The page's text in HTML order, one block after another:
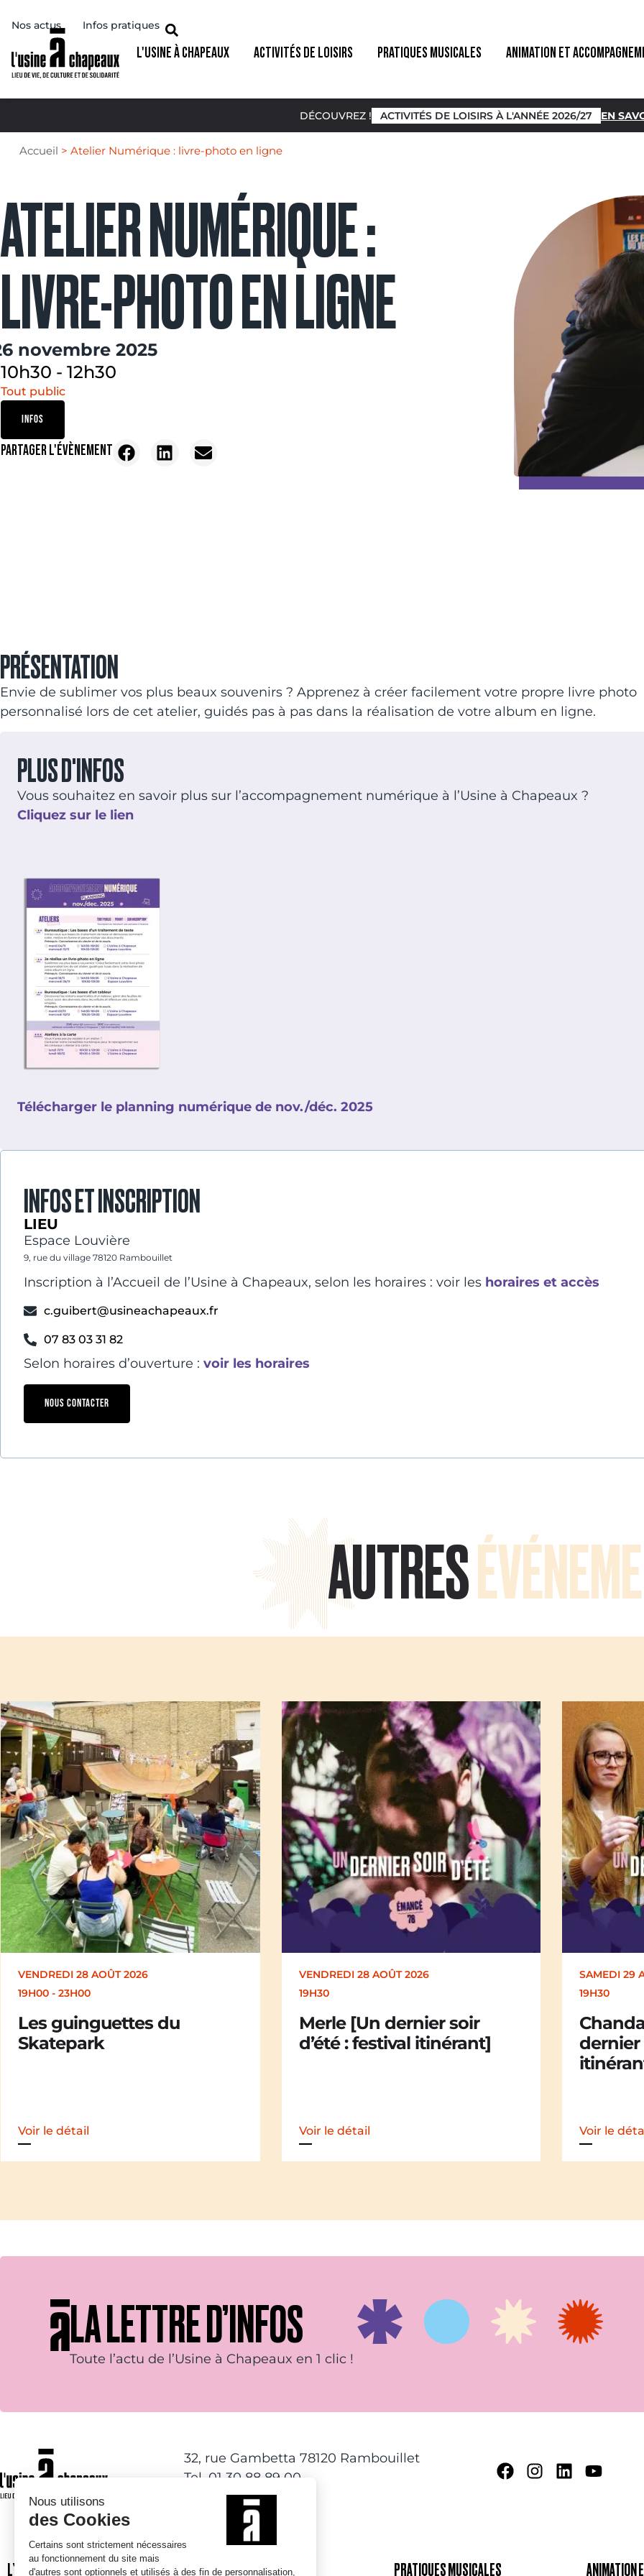
Nos actus Infos pratiques
L'USINE À CHAPEAUX ACTIVITÉS DE LOISIRS PRATIQUES MUSICALES ANIMATION ET
DÉCOUVREZ ! ACTIVITÉS DE LOISIRS À L'ANNÉE 2026/27 EN
Accueil > Atelier Numérique : livre-photo en ligne
ATELIER NUMÉRIQUE :
LIVRE-PHOTO EN LIGNE
novembre 2025
10h30 - 12h30
Tout public
INFOS
PARTAGER L'ÉVÈNEMENT
PRÉSENTATION
Envie de sublimer vos plus beaux souvenirs ? Apprenez à créer facilement votre propre livre photo
personnalisé lors de cet atelier, guidés pas à pas dans la réalisation de votre album en ligne.
PLUS D'INFOS
Vous souhaitez en savoir plus sur l’accompagnement numérique à l’Usine à Chapeaux ?
Cliquez sur le lien
Télécharger le planning numérique de nov./déc. 2025
INFOS ET INSCRIPTION
LIEU
Espace Louvière
9, rue du village 78120 Rambouillet
Inscription à l’Accueil de l’Usine à Chapeaux, selon les horaires : voir les horaires et accès
c.guibert@usineachapeaux.fr
07 83 03 31 82
Selon horaires d’ouverture : voir les horaires
NOUS CONTACTER
AUTRES
VENDREDI 28 AOÛT 2026
19H00 - 23H00
Les guinguettes du
Skatepark
Voir le détail
VENDREDI 28 AOÛT 2026
19H30
Merle [Un dernier soir
d’été : festival itinérant]
Voir le détail
SAMEDI 29
19H30
dernier
Voir le
LA LETTRE D’INFOS
Toute l’actu de l’Usine à Chapeaux en 1 clic !
32, rue Gambetta 78120 Rambouillet
Tel. 01 30 88 89 00
L’USINE À CHAPEAUX ACTIVITÉS DE LOISIRS PRATIQUES MUSICALES ANIMATION